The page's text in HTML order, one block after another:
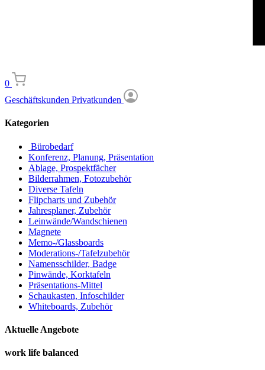
0
Geschäftskunden Privatkunden
Kategorien
Bürobedarf
Konferenz, Planung, Präsentation
Ablage, Prospektfächer
Bilderrahmen, Fotozubehör
Diverse Tafeln
Flipcharts und Zubehör
Jahresplaner, Zubehör
Leinwände/Wandschienen
Magnete
Memo-/Glassboards
Moderations-/Tafelzubehör
Namensschilder, Badge
Pinwände, Korktafeln
Präsentations-Mittel
Schaukasten, Infoschilder
Whiteboards, Zubehör
Aktuelle Angebote
work life balanced